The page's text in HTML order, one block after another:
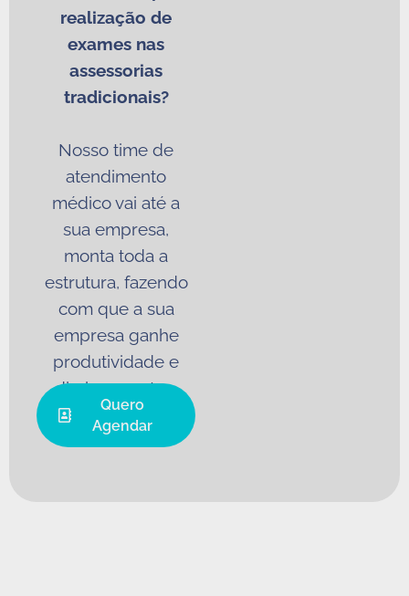
realização de
exames nas
assessorias
tradicionais?
Nosso time de
atendimento
médico vai até a
sua empresa,
monta toda a
estrutura, fazendo
com que a sua
empresa ganhe
produtividade e
diminua custos.
Quero
Agendar